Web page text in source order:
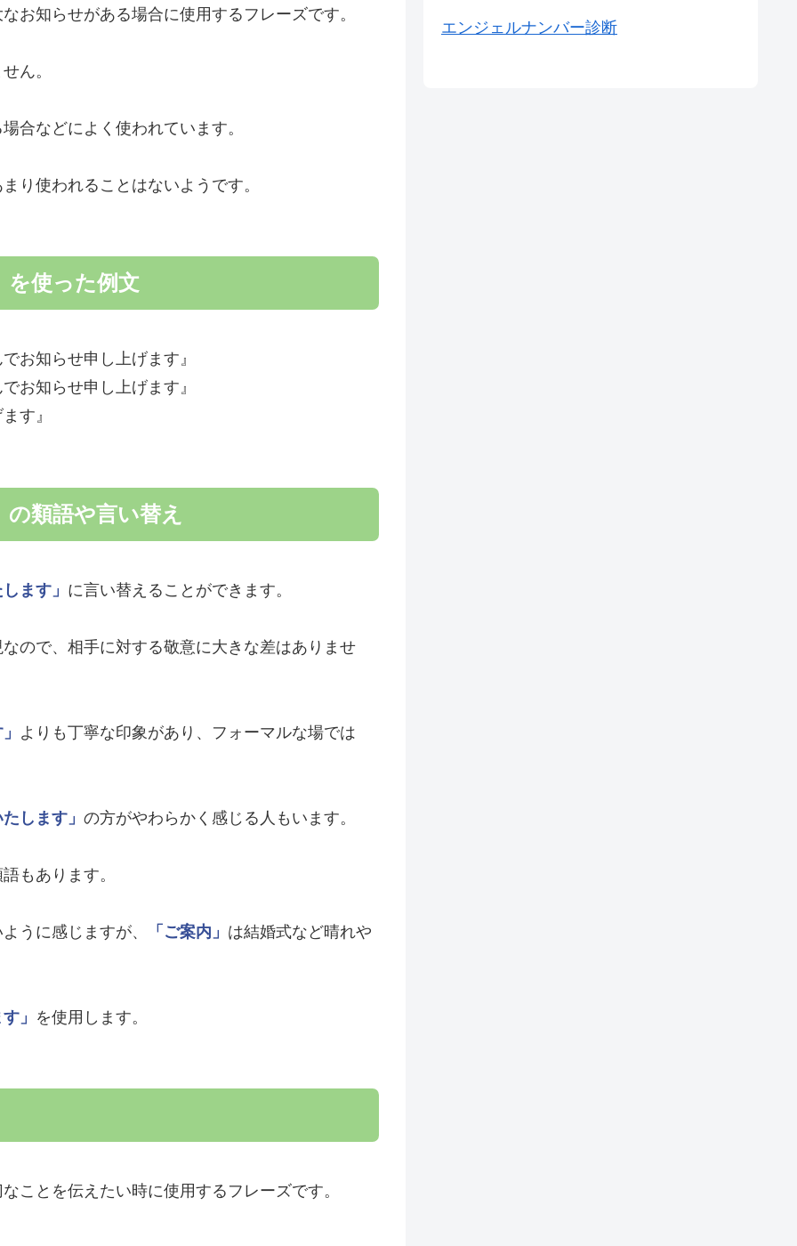
お知らせがある場合に使用するフレーズです。
ん。
合などによく使われています。
り使われることはないようです。
を使った例文
お知らせ申し上げます』
お知らせ申し上げます』
す』
類語や言い替え
ます」 に言い替えることができます。
ので、相手に対する敬意に大きな差はありませ
よりも丁寧な印象があり、フォーマルな場では
します」 の方がやわらかく感じる人もいます。
もあります。
うに感じますが、 「ご案内」 は結婚式など晴れや
」 を使用します。
ことを伝えたい時に使用するフレーズです。
エンジェルナンバー診断